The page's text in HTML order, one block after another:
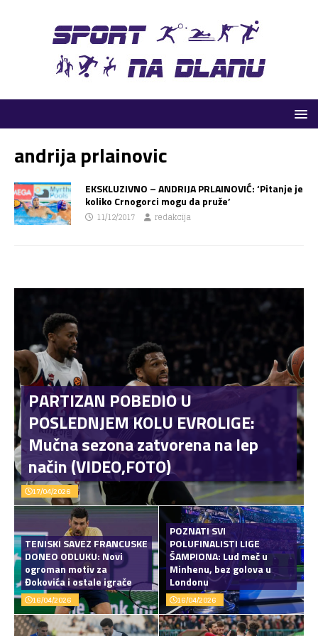
andrija prlainovic
EKSKLUZIVNO – ANDRIJA PRLAINOVIĆ: ‘Pitanje je
koliko Crnogorci mogu da pruže’
11/12/2017 redakcija
PARTIZAN POBEDIO U
POSLEDNJEM KOLU EVROLIGE:
Mučna sezona zatvorena na lep
način (VIDEO,FOTO)
17/04/2026
TENISKI SAVEZ FRANCUSKE
DONEO ODLUKU: Novi
ogroman motiv za
Đokovića i ostale igrače
16/04/2026
POZNATI SVI
POLUFINALISTI LIGE
ŠAMPIONA: Lud meč u
Minhenu, bez golova u
Londonu
16/04/2026